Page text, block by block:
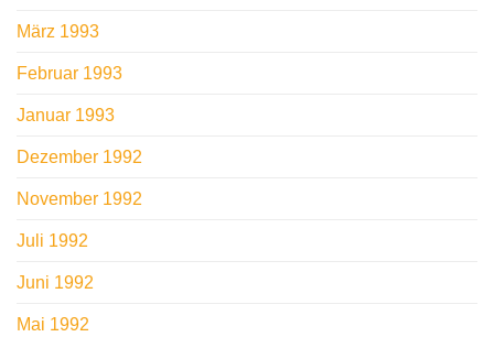
März 1993
Februar 1993
Januar 1993
Dezember 1992
November 1992
Juli 1992
Juni 1992
Mai 1992